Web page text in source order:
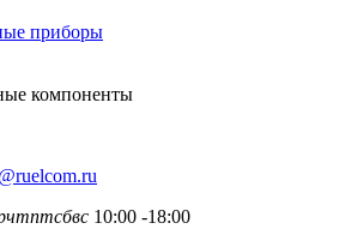
приборы
компоненты
чтптсбвс 10:00 -18:00